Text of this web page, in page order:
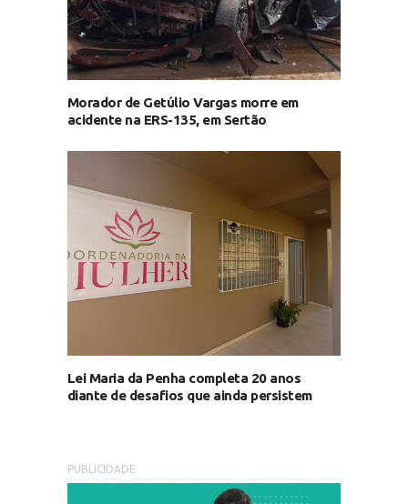
Morador de Getúlio Vargas morre em
acidente na ERS-135, em Sertão
Lei Maria da Penha completa 20 anos
diante de desafios que ainda persistem
PUBLICIDADE